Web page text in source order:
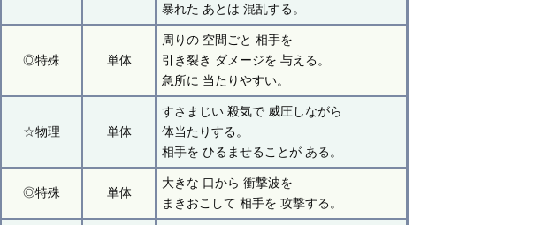
暴れた あとは 混乱する。
◎特殊 単体
周りの 空間ごと 相手を
引き裂き ダメージを 与える。
急所に 当たりやすい。
☆物理 単体
すさまじい 殺気で 威圧しながら
体当たりする。
相手を ひるませることが ある。
◎特殊 単体
大きな 口から 衝撃波を
まきおこして 相手を 攻撃する。